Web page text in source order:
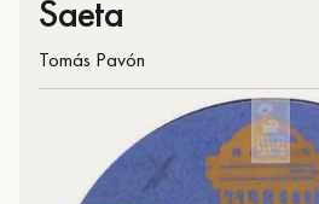
Saeta
Tomás Pavón